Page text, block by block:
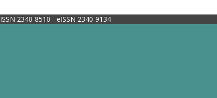
ISSN 2340-8510 - eISSN 2340-9134